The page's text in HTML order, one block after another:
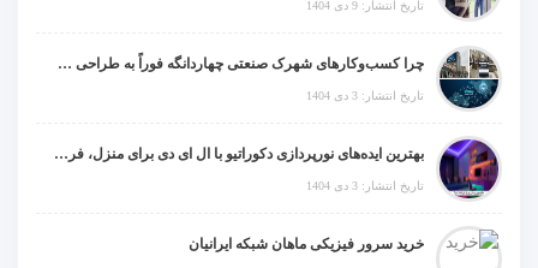
تاریخ انتشار: 9 دی 1404
چرا کسب‌وکارهای شهرک صنعتی چهاردانگه فوراً به طراحی سایت نیاز دارند؟
تاریخ انتشار: 3 دی 1404
بهترین ایده‌های نورپردازی دکوراتیو با ال ای دی برای منزل، فروشگاه و دفتر کار
تاریخ انتشار: 3 دی 1404
خرید سرور فیزیکی ماهان شبکه ایرانیان